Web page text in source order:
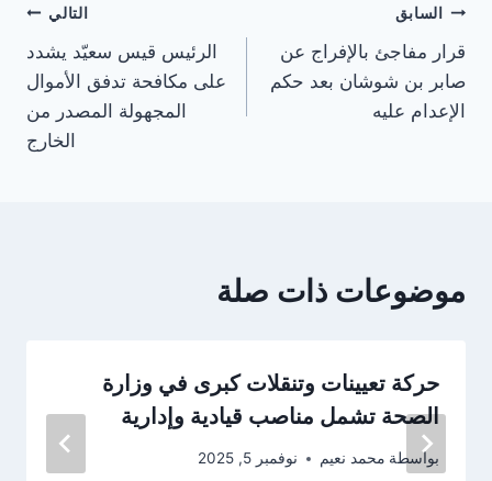
تصفّح
المقالات
السابق
قرار مفاجئ بالإفراج عن
صابر بن شوشان بعد حكم
الإعدام عليه
التالي
الرئيس قيس سعيّد يشدد
على مكافحة تدفق الأموال
المجهولة المصدر من
الخارج
موضوعات ذات صلة
حركة تعيينات وتنقلات كبرى في وزارة
الصحة تشمل مناصب قيادية وإدارية
بواسطة محمد نعيم نوفمبر 5, 2025